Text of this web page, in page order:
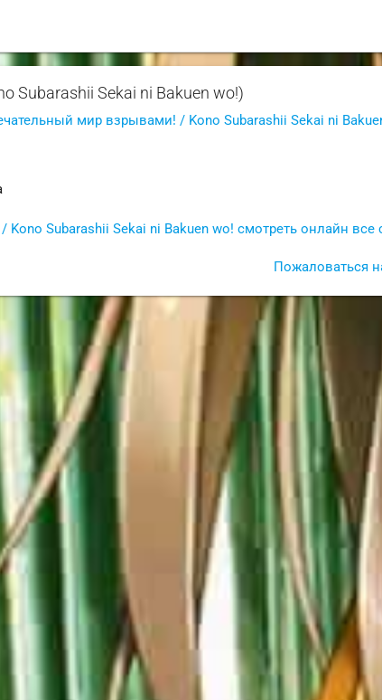
Subarashii Sekai ni Bakuen wo!)
мир взрывами! / Kono Subarashii Sekai ni
Subarashii Sekai ni Bakuen wo! смотреть онлайн все
Пожаловаться